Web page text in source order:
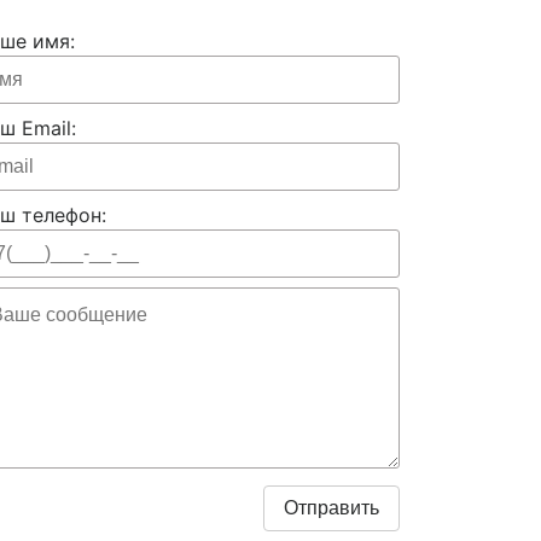
имя:
Email:
телефон: